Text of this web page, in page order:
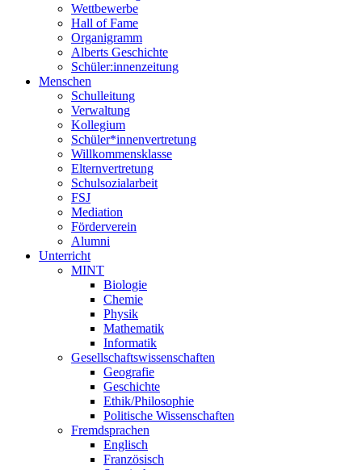
Wettbewerbe
Hall of Fame
Organigramm
Alberts Geschichte
Schüler:innenzeitung
Menschen
Schulleitung
Verwaltung
Kollegium
Schüler*innenvertretung
Willkommensklasse
Elternvertretung
Schulsozialarbeit
FSJ
Mediation
Förderverein
Alumni
Unterricht
MINT
Biologie
Chemie
Physik
Mathematik
Informatik
Gesellschaftswissenschaften
Geografie
Geschichte
Ethik/Philosophie
Politische Wissenschaften
Fremdsprachen
Englisch
Französisch